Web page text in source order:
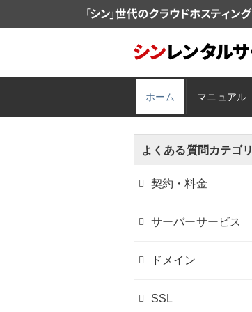
ホーム マニュアル
よくある質問カテゴリ
契約・料金
サーバーサービス
ドメイン
SSL